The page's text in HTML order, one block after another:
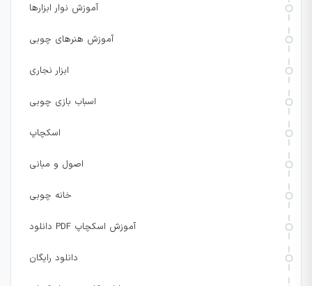
آموزش نوار ابزارها
آموزش هنرهای چوبی
ابزار نجاری
اسباب بازی چوبی
اسکچاپ
اصول و مبانی
خانه چوبی
دانلود PDF آموزش اسکچاپ
دانلود رایگان